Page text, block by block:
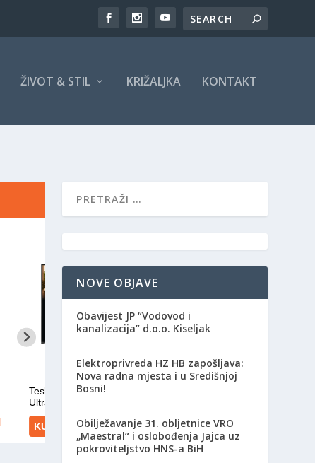
ŽIVOT & STIL KRIŽALJKA KONTAKT
NOVE OBJAVE
Obavijest JP “Vodovod i
kanalizacija” d.o.o. Kiseljak
Elektroprivreda HZ HB zapošljava:
Nova radna mjesta i u Središnjoj
Bosni!
Obilježavanje 31. obljetnice VRO
„Maestral“ i oslobođenja Jajca uz
pokroviteljstvo HNS-a BiH